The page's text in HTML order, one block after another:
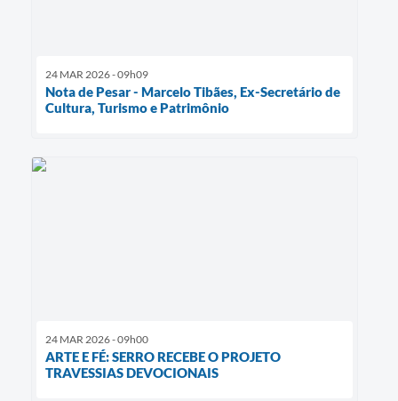
24 MAR 2026 - 09h09
Nota de Pesar - Marcelo Tibães, Ex-Secretário de
Cultura, Turismo e Patrimônio
24 MAR 2026 - 09h00
​ARTE E FÉ: SERRO RECEBE O PROJETO
TRAVESSIAS DEVOCIONAIS